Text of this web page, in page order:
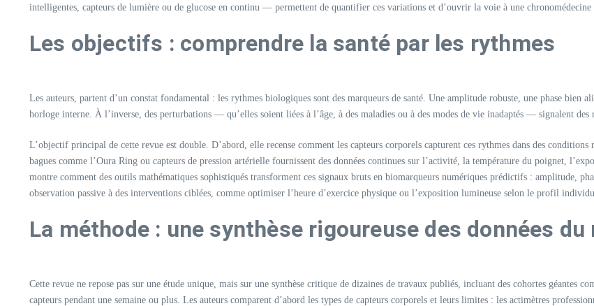
intelligentes, capteurs de lumière ou de glucose en continu — permettent de quantifier ces variations et d’ouvrir la voie à une chronomédecine
Les objectifs : comprendre la santé par les rythmes
Les auteurs, partent d’un constat fondamental : les rythmes biologiques sont des marqueurs de santé. Une amplitude robuste, une phase
horloge interne. À l’inverse, des perturbations — qu’elles soient liées à l’âge, à des maladies ou à des modes de vie inadaptés — signalent des
L’objectif principal de cette revue est double. D’abord, elle recense comment les capteurs corporels capturent ces rythmes dans des
bagues comme l’Oura Ring ou capteurs de pression artérielle fournissent des données continues sur l’activité, la température du poignet,
montre comment des outils mathématiques sophistiqués transforment ces signaux bruts en biomarqueurs numériques prédictifs : amplitude,
observation passive à des interventions ciblées, comme optimiser l’heure d’exercice physique ou l’exposition lumineuse selon le profil
La méthode : une synthèse rigoureuse des données du
Cette revue ne repose pas sur une étude unique, mais sur une synthèse critique de dizaines de travaux publiés, incluant des cohortes géantes
capteurs pendant une semaine ou plus. Les auteurs comparent d’abord les types de capteurs corporels et leurs limites : les actimètres